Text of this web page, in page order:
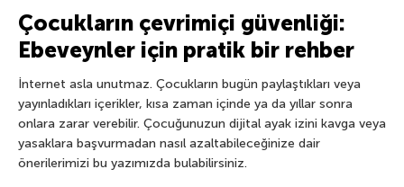
Çocukların çevrimiçi güvenliği:
Ebeveynler için pratik bir rehber
İnternet asla unutmaz. Çocukların bugün paylaştıkları veya
yayınladıkları içerikler, kısa zaman içinde ya da yıllar sonra
onlara zarar verebilir. Çocuğunuzun dijital ayak izini kavga veya
yasaklara başvurmadan nasıl azaltabileceğinize dair
önerilerimizi bu yazımızda bulabilirsiniz.